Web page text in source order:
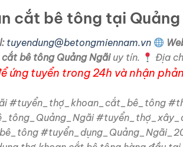
cắt bê tông tại
tuyendung@betongmiennam.vn
bê tông Quảng Ngãiuy tín. Địa
ứng tuyển trong 24h và nhận
#tuyển_thợ_khoan_cắt_bê_tông